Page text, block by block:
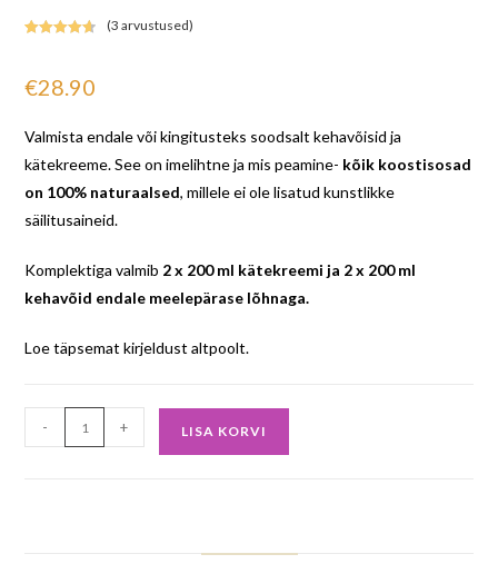
kliendi
põhjal
(3 arvustused)
€28.90
Valmista endale või kingitusteks soodsalt kehavõisid ja
kätekreeme. See on imelihtne ja mis peamine- kõik koostisosad
on 100% naturaalsed, millele ei ole lisatud kunstlikke
säilitusaineid.
Komplektiga valmib 2 x 200 ml kätekreemi ja 2 x 200 ml
kehavõid endale meelepärase lõhnaga.
Loe täpsemat kirjeldust altpoolt.
- + LISA KORVI